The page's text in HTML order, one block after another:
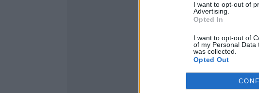
I want to opt-out of
Advertising.
Opted In
I want to opt-out of
of my Personal Data
was collected.
Opted Out